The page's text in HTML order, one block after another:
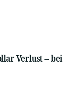
Verlust – bei